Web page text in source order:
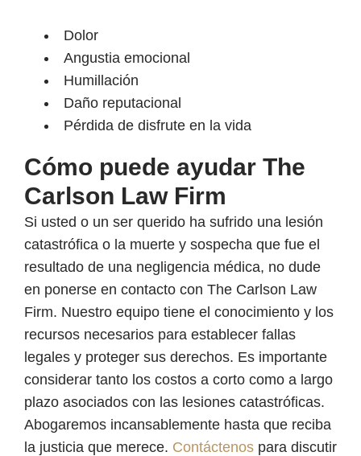
Dolor
Angustia emocional
Humillación
Daño reputacional
Pérdida de disfrute en la vida
Cómo puede ayudar The
Carlson Law Firm
Si usted o un ser querido ha sufrido una lesión
catastrófica o la muerte y sospecha que fue el
resultado de una negligencia médica, no dude
en ponerse en contacto con The Carlson Law
Firm. Nuestro equipo tiene el conocimiento y los
recursos necesarios para establecer fallas
legales y proteger sus derechos. Es importante
considerar tanto los costos a corto como a largo
plazo asociados con las lesiones catastróficas.
Abogaremos incansablemente hasta que reciba
la justicia que merece. Contáctenos para discutir